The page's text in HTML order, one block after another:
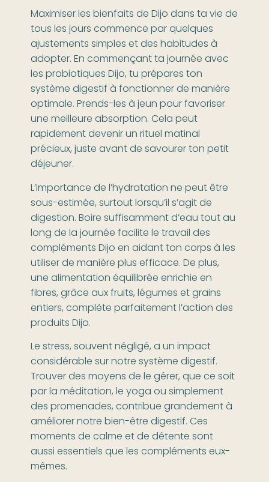
Maximiser les bienfaits de Dijo dans ta vie de
tous les jours commence par quelques
ajustements simples et des habitudes à
adopter. En commençant ta journée avec
les probiotiques Dijo, tu prépares ton
système digestif à fonctionner de manière
optimale. Prends-les à jeun pour favoriser
une meilleure absorption. Cela peut
rapidement devenir un rituel matinal
précieux, juste avant de savourer ton petit
déjeuner.
L’importance de l’hydratation ne peut être
sous-estimée, surtout lorsqu’il s’agit de
digestion. Boire suffisamment d’eau tout au
long de la journée facilite le travail des
compléments Dijo en aidant ton corps à les
utiliser de manière plus efficace. De plus,
une alimentation équilibrée enrichie en
fibres, grâce aux fruits, légumes et grains
entiers, complète parfaitement l’action des
produits Dijo.
Le stress, souvent négligé, a un impact
considérable sur notre système digestif.
Trouver des moyens de le gérer, que ce soit
par la méditation, le yoga ou simplement
des promenades, contribue grandement à
améliorer notre bien-être digestif. Ces
moments de calme et de détente sont
aussi essentiels que les compléments eux-
mêmes.